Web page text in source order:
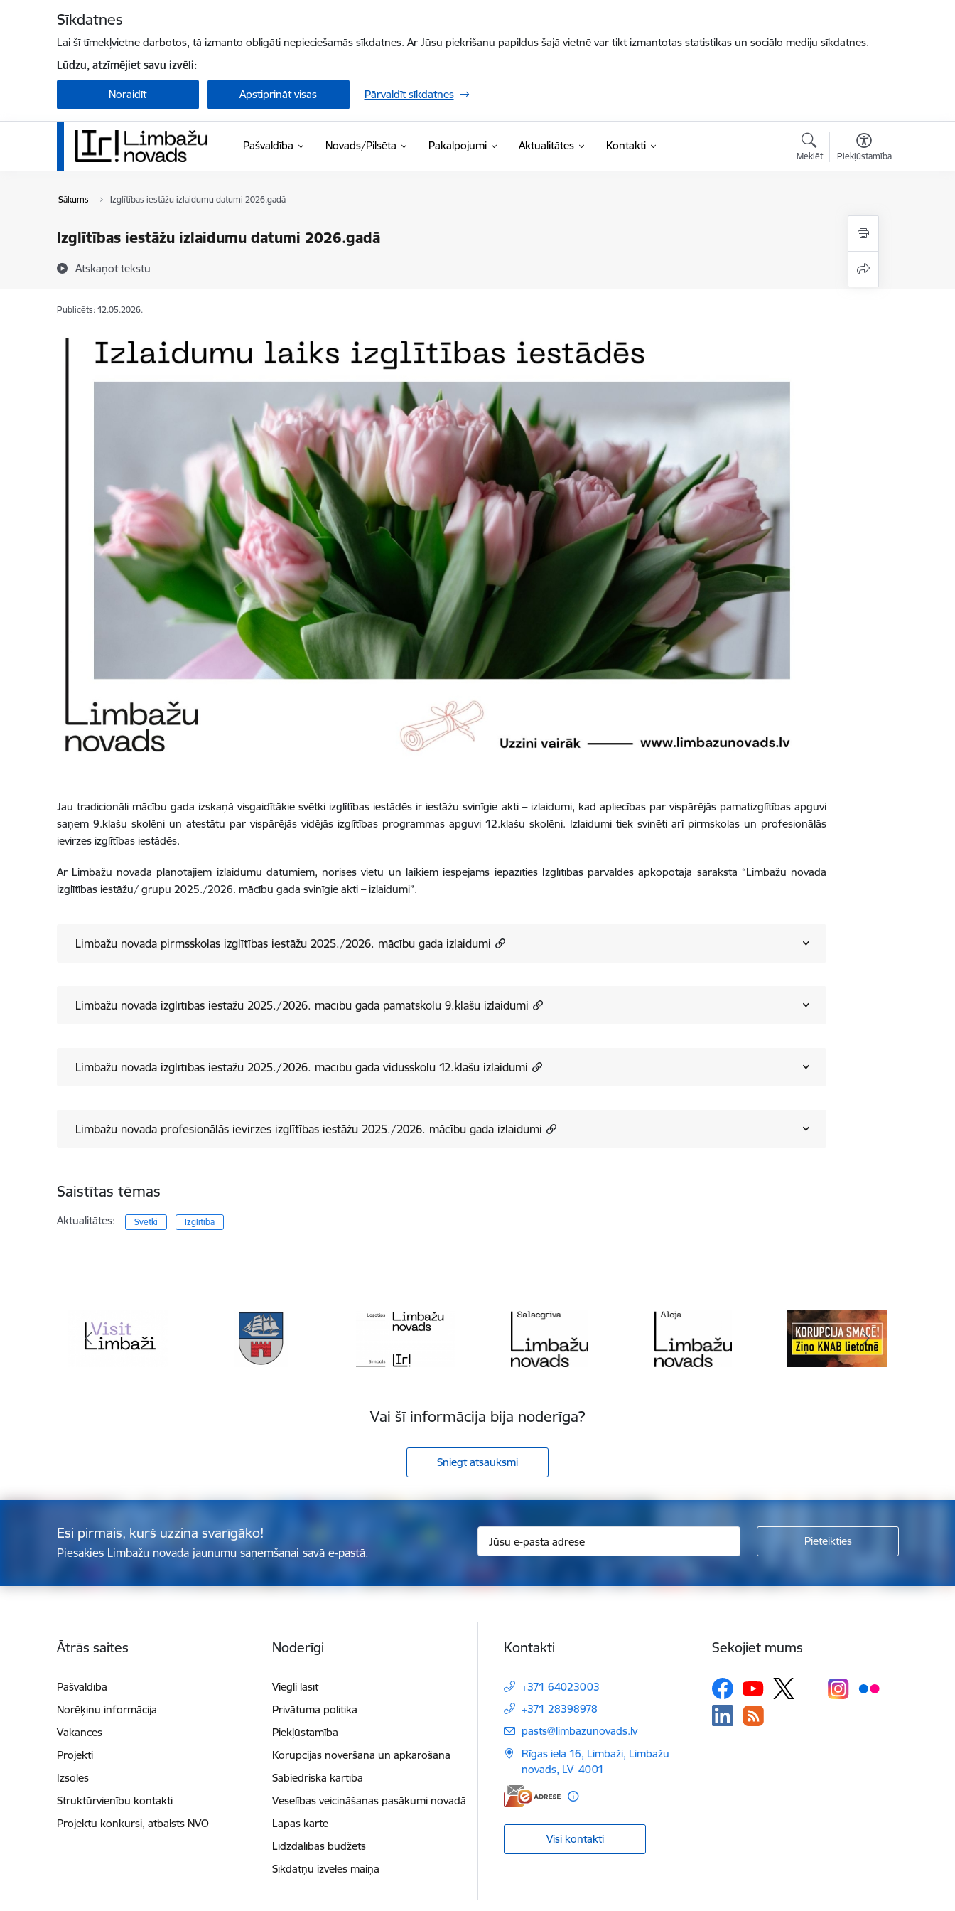
Sīkdatnes
Lai šī tīmekļvietne darbotos, tā izmanto obligāti nepieciešamās sīkdatnes. Ar Jūsu piekrišanu papildus šajā vietnē var tikt izmantotas statistikas un sociālo mediju sīkdatnes.
Lūdzu, atzīmējiet savu izvēli:
Noraidīt Apstiprināt visas Pārvaldīt sīkdatnes
Pašvaldība Novads/Pilsēta Pakalpojumi Aktualitātes Kontakti
Meklēt Piekļūstamība
Sākums Izglītības iestāžu izlaidumu datumi 2026.gadā
Izglītības iestāžu izlaidumu datumi 2026.gadā
Atskaņot tekstu
Publicēts: 12.05.2026.
Jau tradicionāli mācību gada izskaņā visgaidītākie svētki izglītības iestādēs ir iestāžu svinīgie akti – izlaidumi, kad apliecības par vispārējās pamatizglītības apguvi
saņem 9.klašu skolēni un atestātu par vispārējās vidējās izglītības programmas apguvi 12.klašu skolēni. Izlaidumi tiek svinēti arī pirmskolas un profesionālās
ievirzes izglītības iestādēs.
Ar Limbažu novadā plānotajiem izlaidumu datumiem, norises vietu un laikiem iespējams iepazīties Izglītības pārvaldes apkopotajā sarakstā “Limbažu novada
izglītības iestāžu/ grupu 2025./2026. mācību gada svinīgie akti – izlaidumi”.
Limbažu novada pirmsskolas izglītības iestāžu 2025./2026. mācību gada izlaidumi
Limbažu novada izglītības iestāžu 2025./2026. mācību gada pamatskolu 9.klašu izlaidumi
Limbažu novada izglītības iestāžu 2025./2026. mācību gada vidusskolu 12.klašu izlaidumi
Limbažu novada profesionālās ievirzes izglītības iestāžu 2025./2026. mācību gada izlaidumi
Saistītas tēmas
Aktualitātes: Svētki Izglītība
Vai šī informācija bija noderīga?
Sniegt atsauksmi
Esi pirmais, kurš uzzina svarīgāko!
Piesakies Limbažu novada jaunumu saņemšanai savā e-pastā.
Ātrās saites
Pašvaldība
Norēķinu informācija
Vakances
Projekti
Izsoles
Struktūrvienību kontakti
Projektu konkursi, atbalsts NVO
Noderīgi
Viegli lasīt
Privātuma politika
Piekļūstamība
Korupcijas novēršana un apkarošana
Sabiedriskā kārtība
Veselības veicināšanas pasākumi novadā
Lapas karte
Līdzdalības budžets
Sīkdatņu izvēles maiņa
Kontakti
+371 64023003
+371 28398978
E-pasts:
pasts@limbazunovads.lv
Rīgas iela 16, Limbaži, Limbažu
novads, LV–4001
Visi kontakti
Sekojiet mums